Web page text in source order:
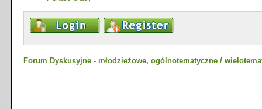
Forum Dyskusyjne - młodzieżowe, ogólnotematyczne /